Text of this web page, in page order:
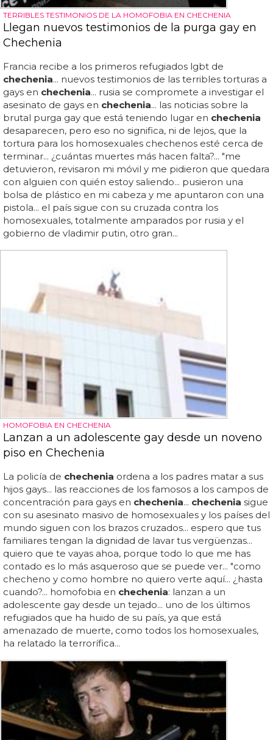
TERRIBLES TESTIMONIOS DE LA HOMOFOBIA EN CHECHENIA
Llegan nuevos testimonios de la purga gay en
Chechenia
Francia recibe a los primeros refugiados lgbt de
chechenia... nuevos testimonios de las terribles torturas a
gays en chechenia... rusia se compromete a investigar el
asesinato de gays en chechenia... las noticias sobre la
brutal purga gay que está teniendo lugar en chechenia
desaparecen, pero eso no significa, ni de lejos, que la
tortura para los homosexuales chechenos esté cerca de
terminar... ¿cuántas muertes más hacen falta?... "me
detuvieron, revisaron mi móvil y me pidieron que quedara
con alguien con quién estoy saliendo... pusieron una
bolsa de plástico en mi cabeza y me apuntaron con una
pistola... el país sigue con su cruzada contra los
homosexuales, totalmente amparados por rusia y el
gobierno de vladimir putin, otro gran...
HOMOFOBIA EN CHECHENIA
Lanzan a un adolescente gay desde un noveno
piso en Chechenia
La policía de chechenia ordena a los padres matar a sus
hijos gays... las reacciones de los famosos a los campos de
concentración para gays en chechenia... chechenia sigue
con su asesinato masivo de homosexuales y los países del
mundo siguen con los brazos cruzados... espero que tus
familiares tengan la dignidad de lavar tus vergüenzas...
quiero que te vayas ahoa, porque todo lo que me has
contado es lo más asqueroso que se puede ver... "como
checheno y como hombre no quiero verte aquí... ¿hasta
cuando?... homofobia en chechenia: lanzan a un
adolescente gay desde un tejado... uno de los últimos
refugiados que ha huido de su país, ya que está
amenazado de muerte, como todos los homosexuales,
ha relatado la terrorífica...